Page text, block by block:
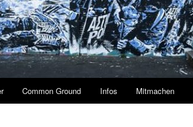
Common Ground Infos Mitmachen